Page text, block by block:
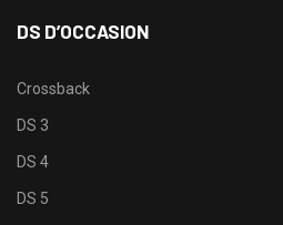
DS D’OCCASION
Crossback
DS 3
DS 4
DS 5